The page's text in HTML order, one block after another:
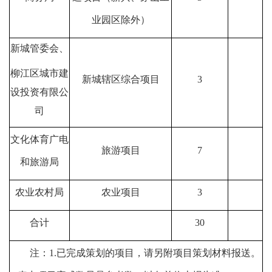
业园区除外）
新城管委会、
柳江区城市建
设投资有限公
司
新城辖区综合项目 3
文化体育广电
和旅游局
旅游项目 7
农业农村局 农业项目 3
合计 30
注： 1.已完成策划的项目，请另附项目策划材料报送。